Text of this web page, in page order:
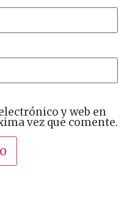
y web en
vez que comente.